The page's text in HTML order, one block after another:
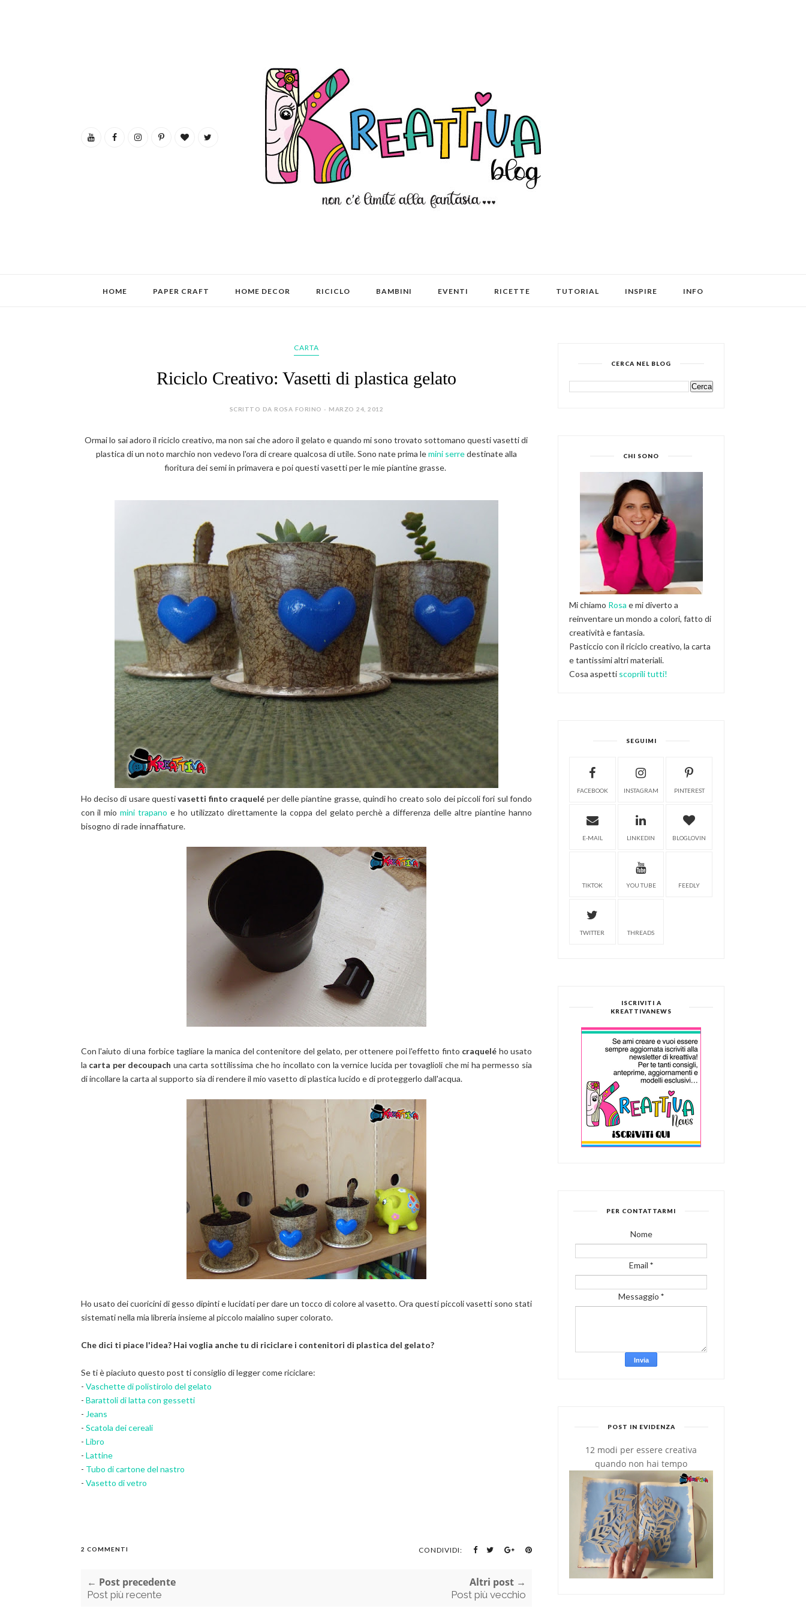
HOME PAPER CRAFT HOME DECOR RICICLO BAMBINI EVENTI RICETTE TUTORIAL INSPIRE INFO
CARTA
Riciclo Creativo: Vasetti di plastica gelato
SCRITTO DA ROSA FORINO - MARZO 24, 2012
Ormai lo sai adoro il riciclo creativo, ma non sai che adoro il gelato e quando mi sono trovato sottomano questi vasetti di
plastica di un noto marchio non vedevo l'ora di creare qualcosa di utile. Sono nate prima lemini serredestinate alla
fioritura dei semi in primavera e poi questi vasetti per le mie piantine grasse.
Ho deciso di usare questivasetti finto craquelé per delle piantine grasse, quindi ho creato solo dei piccoli fori sul fondo
con il miomini trapano e ho utilizzato direttamente la coppa del gelato perchè a differenza delle altre piantine hanno
bisogno di rade innaffiature.
Con l'aiuto di una forbice tagliare la manica del contenitore del gelato, per ottenere poi l'effetto finto craquelé ho usato
la carta per decoupach una carta sottilissima che ho incollato con la vernice lucida per tovaglioli che mi ha permesso sia
di incollare la carta al supporto sia di rendere il mio vasetto di plastica lucido e di proteggerlo dall'acqua.
Ho usato dei cuoricini di gesso dipinti e lucidati per dare un tocco di colore al vasetto. Ora questi piccoli vasetti sono stati
sistemati nella mia libreria insieme al piccolo maialino super colorato.
Che dici ti piace l'idea? Hai voglia anche tu di riciclare i contenitori di plastica del gelato?
Se ti è piaciuto questo post ti consiglio di legger come riciclare:
- Vaschette di polistirolo del gelato
- Barattoli di latta con gessetti
- Jeans
- Scatola dei cereali
- Libro
- Lattine
- Tubo di cartone del nastro
- Vasetto di vetro
2 COMMENTI CONDIVIDI:
← Post precedente
Post più recente
Altri post →
Post più vecchio
CERCA NEL BLOG
CHI SONO
Mi chiamo Rosa e mi diverto a
reinventare un mondo a colori, fatto di
creatività e fantasia.
Pasticcio con il riciclo creativo, la carta
e tantissimi altri materiali.
Cosa aspetti scoprili tutti!
SEGUIMI
FACEBOOK INSTAGRAM PINTEREST
E-MAIL LINKEDIN BLOGLOVIN
TIKTOK YOU TUBE FEEDLY
TWITTER THREADS
ISCRIVITI A
KREATTIVANEWS
PER CONTATTARMI
Nome
Email*
Messaggio*
POST IN EVIDENZA
12 modi per essere creativa
quando non hai tempo